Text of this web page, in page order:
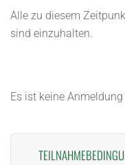
Alle zu diesem
sind einzuhalten.
Es ist keine